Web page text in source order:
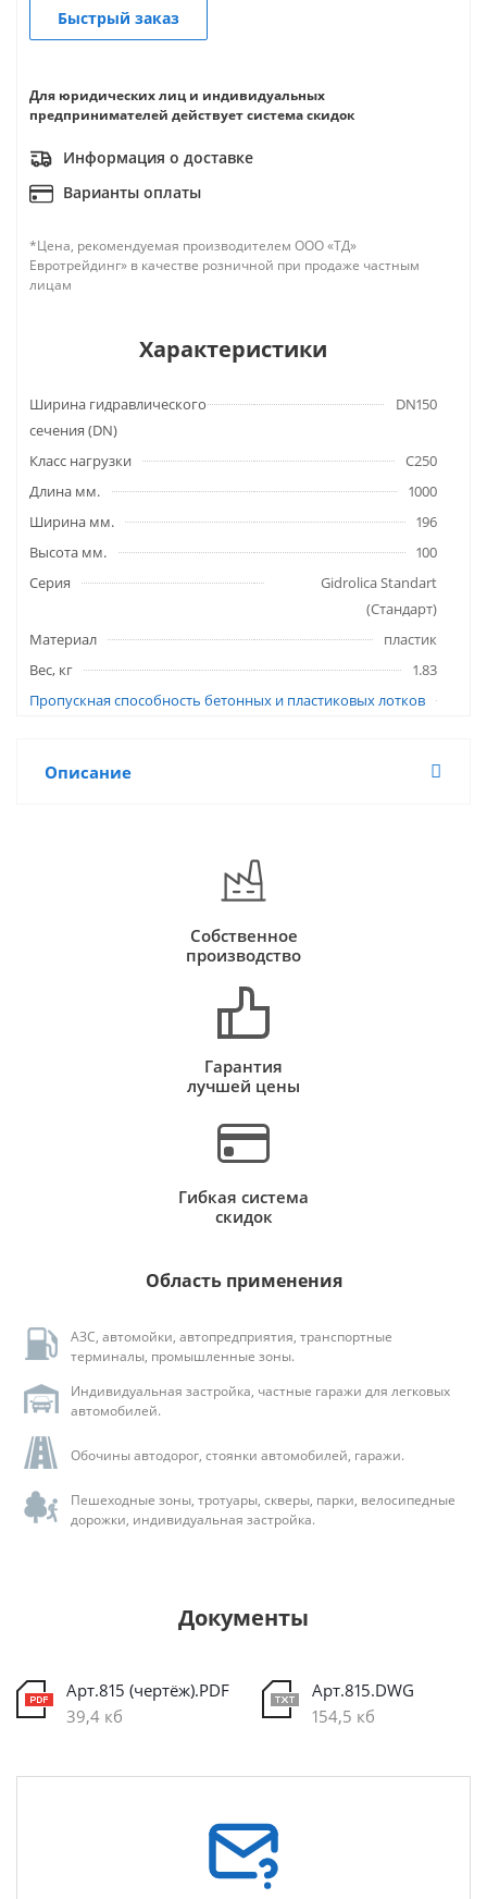
Быстрый заказ
Для юридических лиц и индивидуальных
предпринимателей действует система скидок
Информация о доставке
Варианты оплаты
*Цена, рекомендуемая производителем ООО «ТД»
Евротрейдинг» в качестве розничной при продаже частным
лицам
Характеристики
Ширина гидравлического
сечения (DN)
DN150
Класс нагрузки
C250
Длина мм.
1000
Ширина мм.
196
Высота мм.
100
Серия
Gidrolica Standart
(Стандарт)
Материал
пластик
Вес, кг
1.83
Пропускная способность бетонных и пластиковых лотков
Описание
Собственное
производство
Гарантия
лучшей цены
Гибкая система
скидок
Область применения
АЗС, автомойки, автопредприятия, транспортные
терминалы, промышленные зоны.
Индивидуальная застройка, частные гаражи для легковых
автомобилей.
Обочины автодорог, стоянки автомобилей, гаражи.
Пешеходные зоны, тротуары, скверы, парки, велосипедные
дорожки, индивидуальная застройка.
Документы
Арт.815 (чертёж).PDF
39,4 кб
Арт.815.DWG
154,5 кб